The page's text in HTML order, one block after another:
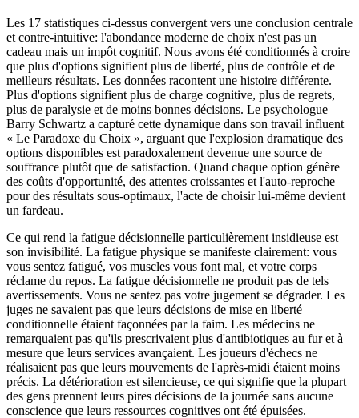
Les 17 statistiques ci-dessus convergent vers une conclusion centrale
et contre-intuitive: l'abondance moderne de choix n'est pas un
cadeau mais un impôt cognitif. Nous avons été conditionnés à croire
que plus d'options signifient plus de liberté, plus de contrôle et de
meilleurs résultats. Les données racontent une histoire différente.
Plus d'options signifient plus de charge cognitive, plus de regrets,
plus de paralysie et de moins bonnes décisions. Le psychologue
Barry Schwartz a capturé cette dynamique dans son travail influent
« Le Paradoxe du Choix », arguant que l'explosion dramatique des
options disponibles est paradoxalement devenue une source de
souffrance plutôt que de satisfaction. Quand chaque option génère
des coûts d'opportunité, des attentes croissantes et l'auto-reproche
pour des résultats sous-optimaux, l'acte de choisir lui-même devient
un fardeau.
Ce qui rend la fatigue décisionnelle particulièrement insidieuse est
son invisibilité. La fatigue physique se manifeste clairement: vous
vous sentez fatigué, vos muscles vous font mal, et votre corps
réclame du repos. La fatigue décisionnelle ne produit pas de tels
avertissements. Vous ne sentez pas votre jugement se dégrader. Les
juges ne savaient pas que leurs décisions de mise en liberté
conditionnelle étaient façonnées par la faim. Les médecins ne
remarquaient pas qu'ils prescrivaient plus d'antibiotiques au fur et à
mesure que leurs services avançaient. Les joueurs d'échecs ne
réalisaient pas que leurs mouvements de l'après-midi étaient moins
précis. La détérioration est silencieuse, ce qui signifie que la plupart
des gens prennent leurs pires décisions de la journée sans aucune
conscience que leurs ressources cognitives ont été épuisées.